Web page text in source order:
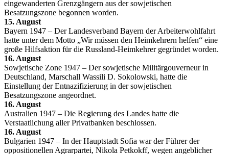
eingewanderten Grenzgängern aus der sowjetischen
Besatzungszone begonnen worden.
15. August
Bayern 1947 – Der Landesverband Bayern der Arbeiterwohlfahrt
hatte unter dem Motto „Wir müssen den Heimkehrern helfen“ eine
große Hilfsaktion für die Russland-Heimkehrer gegründet worden.
16. August
Sowjetische Zone 1947 – Der sowjetische Militärgouverneur in
Deutschland, Marschall Wassili D. Sokolowski, hatte die
Einstellung der Entnazifizierung in der sowjetischen
Besatzungszone angeordnet.
16. August
Australien 1947 – Die Regierung des Landes hatte die
Verstaatlichung aller Privatbanken beschlossen.
16. August
Bulgarien 1947 – In der Hauptstadt Sofia war der Führer der
oppositionellen Agrarpartei, Nikola Petkokff, wegen angeblicher